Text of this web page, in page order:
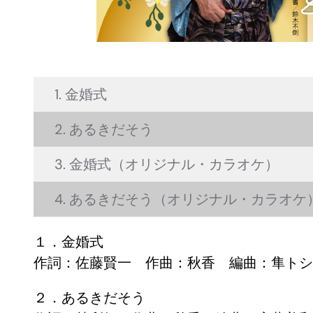
1. 金婚式
2. あるきだそう
3. 金婚式（オリジナル・カラオケ）
4. あるきだそう（オリジナル・カラオケ
１．金婚式
作詞：佐藤賢一 作曲：秋香 編曲：隼ト
２．あるきだそう